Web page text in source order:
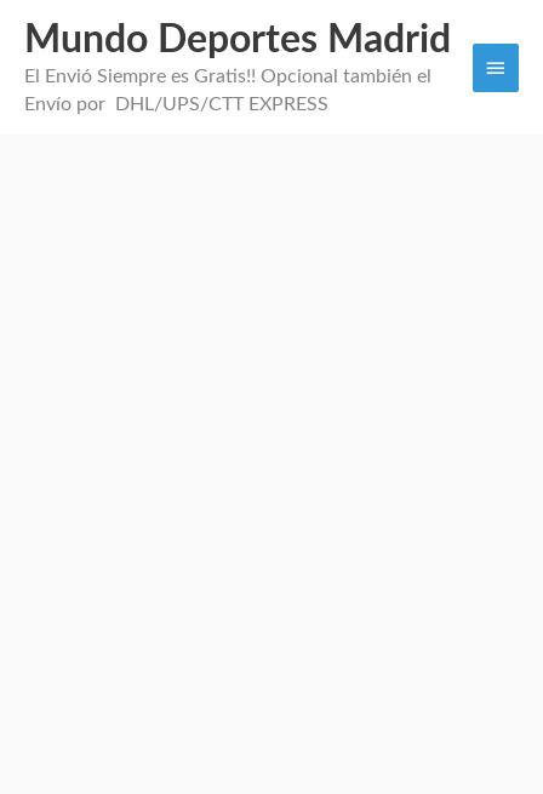
Mundo Deportes Madrid
El Envió Siempre es Gratis!! Opcional también el
Envío por DHL/UPS/CTT EXPRESS